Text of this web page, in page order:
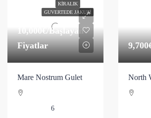
KIRALIK
GUVERTEDE JAKUZI
10,000€/Başlayan
Fiyatlar
Mare Nostrum Gulet
6
North